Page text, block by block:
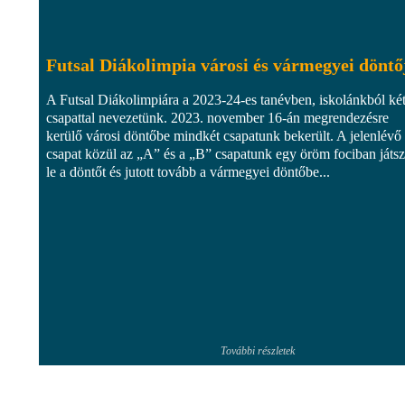
Futsal Diákolimpia városi és vármegyei
A Futsal Diákolimpiára a 2023-24-es tanévben, iskolánkból két
csapattal nevezetünk. 2023. november 16-án megrendezésre
kerülő városi döntőbe mindkét csapatunk bekerült. A jelenlévő
csapat közül az „A” és a „B” csapatunk egy öröm fociban
le a döntőt és jutott tovább a vármegyei döntőbe...
További részletek